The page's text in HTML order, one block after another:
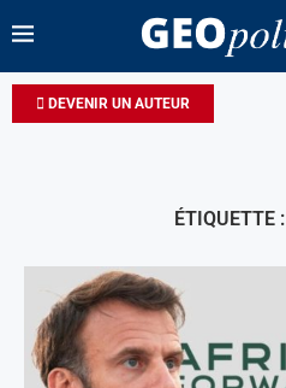
DEVENIR UN AUTEUR
ÉTIQUETTE :